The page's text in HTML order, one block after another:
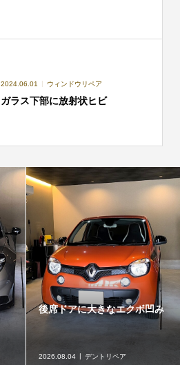
2024.06.01 ウィンドウリペア
ガラス下部に放射状ヒビ
後席ドアに大きなエクボ凹み
2026.08.04 デントリペア